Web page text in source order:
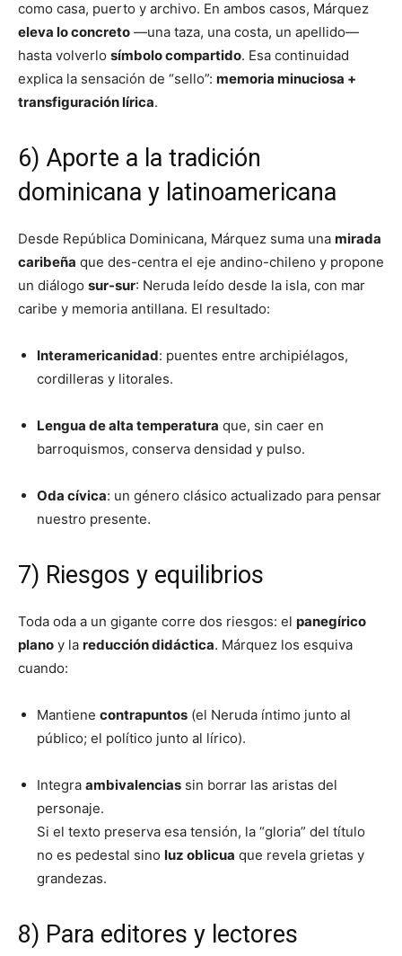
como casa, puerto y archivo. En ambos casos, Márquez
eleva lo concreto —una taza, una costa, un apellido—
hasta volverlo símbolo compartido. Esa continuidad
explica la sensación de “sello”: memoria minuciosa +
transfiguración lírica.
6) Aporte a la tradición
dominicana y latinoamericana
Desde República Dominicana, Márquez suma una mirada
caribeña que des-centra el eje andino-chileno y propone
un diálogo sur-sur: Neruda leído desde la isla, con mar
caribe y memoria antillana. El resultado:
Interamericanidad: puentes entre archipiélagos,
cordilleras y litorales.
Lengua de alta temperatura que, sin caer en
barroquismos, conserva densidad y pulso.
Oda cívica: un género clásico actualizado para pensar
nuestro presente.
7) Riesgos y equilibrios
Toda oda a un gigante corre dos riesgos: el panegírico
plano y la reducción didáctica. Márquez los esquiva
cuando:
Mantiene contrapuntos (el Neruda íntimo junto al
público; el político junto al lírico).
Integra ambivalencias sin borrar las aristas del
personaje.
Si el texto preserva esa tensión, la “gloria” del título
no es pedestal sino luz oblicua que revela grietas y
grandezas.
8) Para editores y lectores